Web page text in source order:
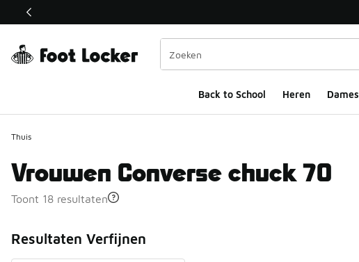
Deze link wordt geopend in een nieuw venster
Back to School Heren Dames
Thuis
Vrouwen Converse chuck 70
Toont 18 resultaten
Resultaten Verfijnen